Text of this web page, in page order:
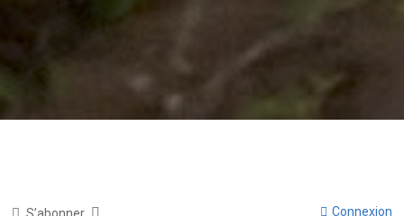
S’abonner Connexion